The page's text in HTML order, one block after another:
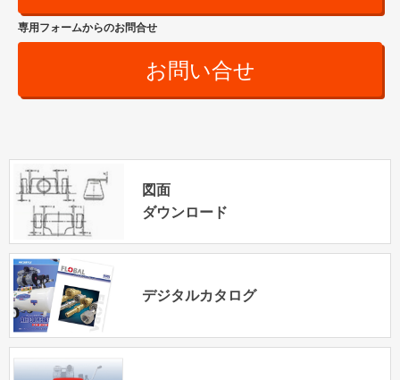
専用フォームからのお問合せ
お問い合せ
図面
ダウンロード
デジタルカタログ